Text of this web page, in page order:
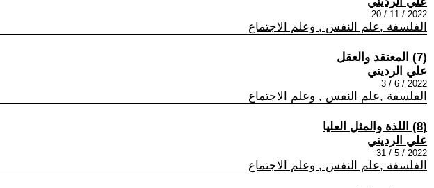
2022 / 11 / 20
الفلسفة ,علم النفس , وعلم الاجتماع
(7) المعتقد والعقل
علي الرديني
2022 / 6 / 3
الفلسفة ,علم النفس , وعلم الاجتماع
(8) اللذة والمثل العليا
علي الرديني
2022 / 5 / 31
الفلسفة ,علم النفس , وعلم الاجتماع